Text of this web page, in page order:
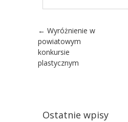
Post navigation
← Wyróżnienie w
powiatowym
konkursie
plastycznym
Ostatnie wpisy